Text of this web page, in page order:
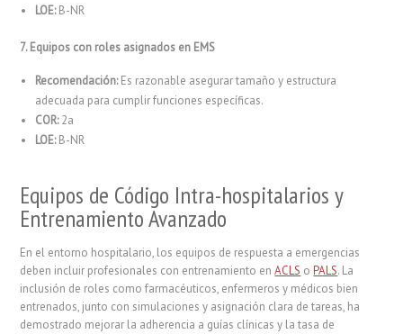
LOE:B-NR
7. Equipos con roles asignados en EMS
Recomendación:Es razonable asegurar tamaño y estructura
adecuada para cumplir funciones específicas.
COR:2a
LOE:B-NR
Equipos de Código Intra-hospitalarios y
Entrenamiento Avanzado
En el entorno hospitalario, los equipos de respuesta a emergencias
deben incluir profesionales con entrenamiento enACLS oPALS. La
inclusión de roles como farmacéuticos, enfermeros y médicos bien
entrenados, junto con simulaciones y asignación clara de tareas, ha
demostrado mejorar la adherencia a guías clínicas y la tasa de